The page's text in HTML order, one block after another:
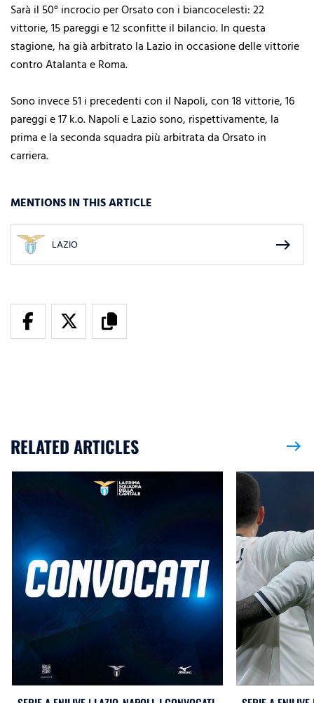
Sarà il 50° incrocio per Orsato con i biancocelesti: 22
vittorie, 15 pareggi e 12 sconfitte il bilancio. In questa
stagione, ha già arbitrato la Lazio in occasione delle vittorie
contro Atalanta e Roma.
Sono invece 51 i precedenti con il Napoli, con 18 vittorie, 16
pareggi e 17 k.o. Napoli e Lazio sono, rispettivamente, la
prima e la seconda squadra più arbitrata da Orsato in
carriera.
MENTIONS IN THIS ARTICLE
LAZIO east
RELATED ARTICLES east